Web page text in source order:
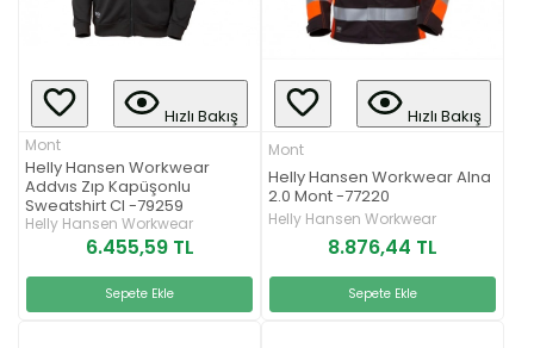
Hızlı Bakış
Mont
Helly Hansen Workwear
Addvıs Zıp Kapüşonlu
Sweatshirt Cl -79259
Helly Hansen Workwear
6.455,59 TL
Sepete Ekle
Hızlı Bakış
Mont
Helly Hansen Workwear Alna
2.0 Mont -77220
Helly Hansen Workwear
8.876,44 TL
Sepete Ekle